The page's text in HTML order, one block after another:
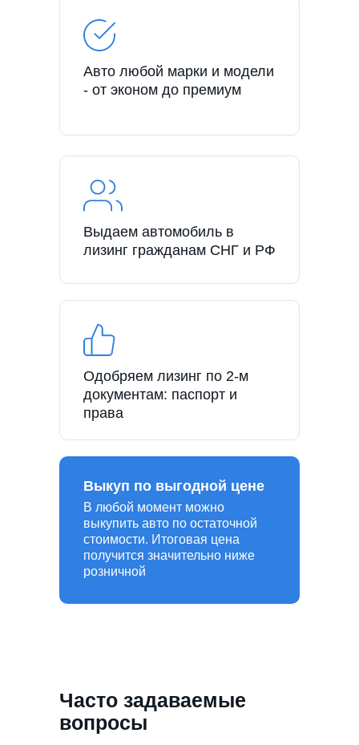
Авто любой марки и модели
- от эконом до премиум
Выдаем автомобиль в
лизинг гражданам СНГ и РФ
Одобряем лизинг по 2-м
документам: паспорт и
права
В любой момент можно
выкупить авто по остаточной
стоимости. Итоговая цена
получится значительно ниже
розничной
Выкуп по выгодной цене
Часто задаваемые
вопросы